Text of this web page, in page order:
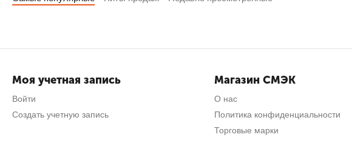
Моя учетная запись
Войти
Создать учетную запись
Магазин СМЭК
О нас
Политика конфиденциальности
Торговые марки